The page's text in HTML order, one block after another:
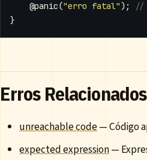
@panic("erro fatal");
}
Erros Relacionados
unreachable code— Código
expected expression—